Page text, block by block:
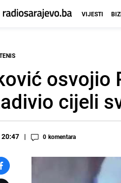
VIJESTI
osvojio
cijeli
20:47 0 komentara